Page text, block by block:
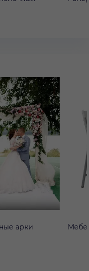
арки